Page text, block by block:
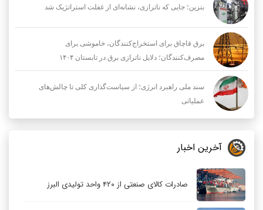
بنزین؛ جایی که ناترازی، نشانه‌ای از غفلت استراتژیک شد
برق قاچاق برای استخراج‌کنندگان، خاموشی برای
مصرف‌کنندگان؛ دلایل ناترازی برق در تابستان ۱۴۰۴
سند ملی راهبرد انرژی؛ از سیاست‌گذاری کلی تا چالش‌های
عملیاتی
آخرین اخبار
صادرات کالای صنعتی از ۴۲۰ واحد تولیدی البرز